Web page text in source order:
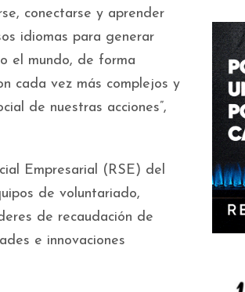
conectarse y aprender
idiomas para generar
el mundo, de forma
cada vez más complejos y
de nuestras acciones”,
Empresarial (RSE) del
de voluntariado,
de recaudación de
e innovaciones